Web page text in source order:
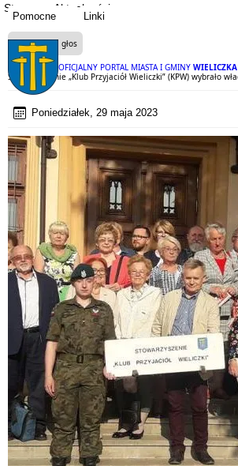
Pomocne Linki
OFICJALNY PORTAL MIASTA I GMINY WIELICZKA
Strona Aktualności
Czytaj na głos
Stowarzyszenie „Klub Przyjaciół Wieliczki” (KPW) wybrało
Poniedziałek, 29 maja 2023